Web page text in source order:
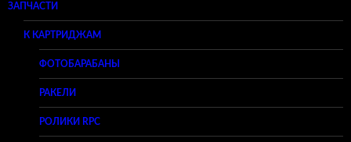
ЗАПЧАСТИ
К КАРТРИДЖАМ
ФОТОБАРАБАНЫ
РАКЕЛИ
РОЛИКИ RPC